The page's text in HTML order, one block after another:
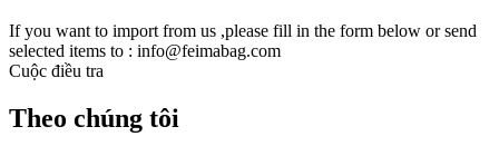
If you want to import from us ,please fill in the form below or send
selected items to : info@feimabag.com
Cuộc điều tra
Theo chúng tôi